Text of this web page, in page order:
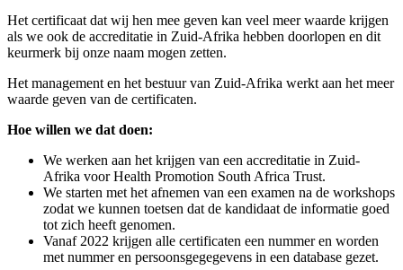
Het certificaat dat wij hen mee geven kan veel meer waarde krijgen
als we ook de accreditatie in Zuid-Afrika hebben doorlopen en dit
keurmerk bij onze naam mogen zetten.
Het management en het bestuur van Zuid-Afrika werkt aan het meer
waarde geven van de certificaten.
Hoe willen we dat doen:
We werken aan het krijgen van een accreditatie in Zuid-
Afrika voor Health Promotion South Africa Trust.
We starten met het afnemen van een examen na de workshops
zodat we kunnen toetsen dat de kandidaat de informatie goed
tot zich heeft genomen.
Vanaf 2022 krijgen alle certificaten een nummer en worden
met nummer en persoonsgegegevens in een database gezet.